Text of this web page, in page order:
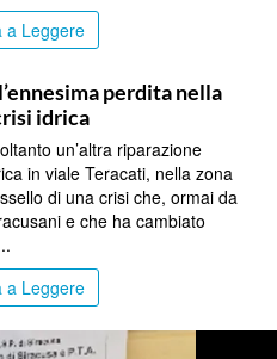
a Leggere
l’ennesima perdita nella
idrica
un’altra riparazione
in viale Teracati, nella zona
di una crisi che, ormai da
e che ha cambiato
a Leggere